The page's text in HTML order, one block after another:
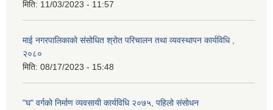
मिति: 11/03/2023 - 11:57
माई नगरपालिकाको संसोधित श्रोत परिचालन तथा व्यवस्थापन कार्यविधि ,
२०८०
मिति: 08/17/2023 - 15:48
"घ" वर्गको निर्माण व्यवसायी कार्यविधि २०७५, पहिलो संसोधन